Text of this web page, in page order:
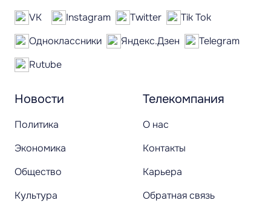
Новости
Политика
Экономика
Общество
Культура
Телекомпания
О нас
Контакты
Карьера
Обратная связь
VK Instagram Twitter
Tik Tok
Одноклассники
Яндекс.Дзен
Telegram
Rutube